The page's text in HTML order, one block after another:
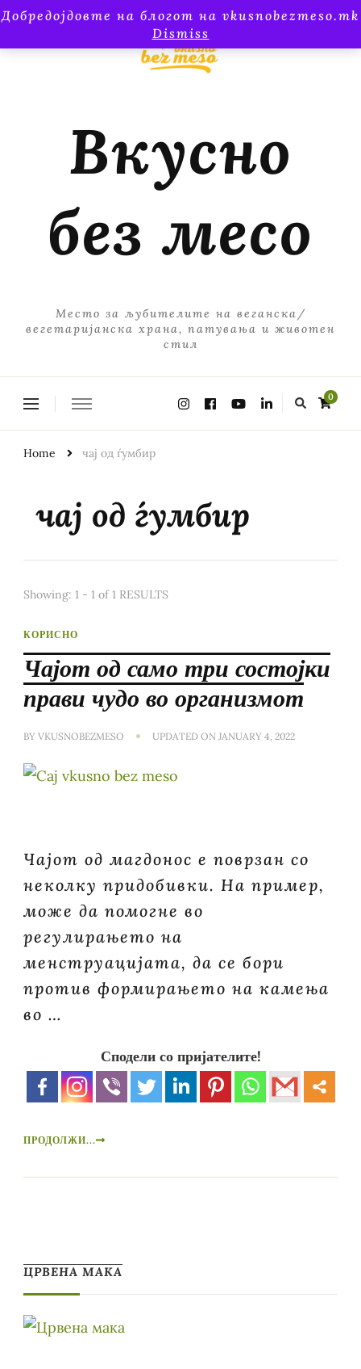
Добредојдовте на блогот на vkusnobezmeso.mk
Dismiss
Вкусно
без месо
Место за љубителите на веганска/
вегетаријанска храна, патувања и животен
стил
0
Home чај од ѓумбир
чај од ѓумбир
Showing: 1 - 1 of 1 RESULTS
КОРИСНО
Чајот од само три состојки
прави чудо во организмот
BY VKUSNOBEZMESO UPDATED ON JANUARY 4, 2022
Чајот од магдонос е поврзан со
неколку придобивки. На пример,
може да помогне во
регулирањето на
менструацијата, да се бори
против формирањето на камења
во …
Сподели со пријателите!
ПРОДОЛЖИ...
ЦРВЕНА МАКА